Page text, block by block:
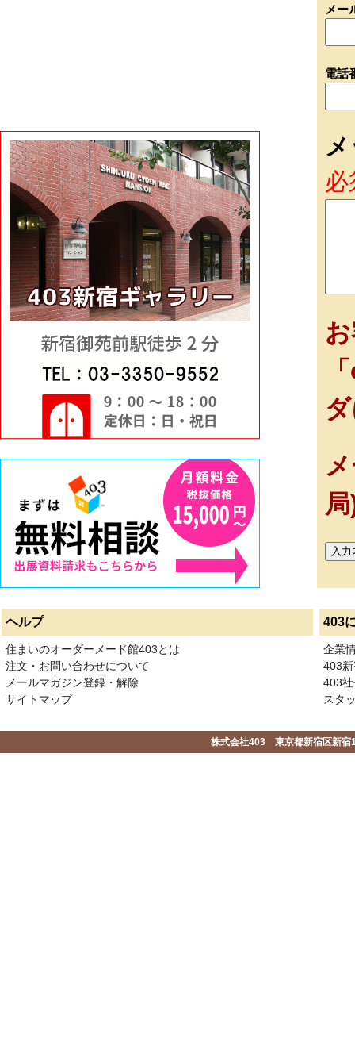
メー
電話
必
ヘルプ 403
住まいのオーダーメード館403とは
注文・お問い合わせについて
メールマガジン登録・解除
サイトマップ
企業
403
403
スタ
株式会社403 東京都新宿区新